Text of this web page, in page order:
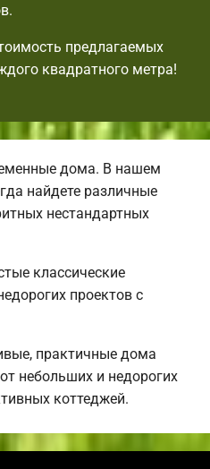
предлагаемых
квадратного метра!
дома. В нашем
найдете различные
нестандартных
классические
проектов с
практичные дома
небольших и недорогих
коттеджей.